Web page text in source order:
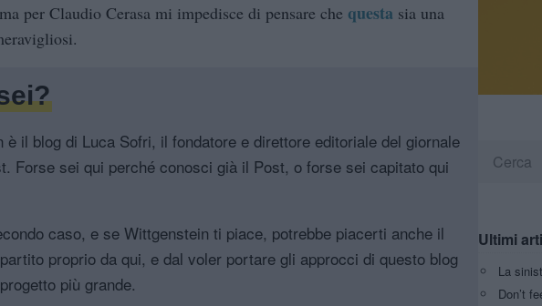
per Claudio Cerasa mi impedisce di pensare che questa sia una
è il blog di Luca Sofri, il fondatore e direttore editoriale del giornale
Forse sei qui perché conosci già il Post, o forse sei capitato qui
caso, e se Wittgenstein ti piace, potrebbe piacerti anche il
proprio da qui, e dal voler portare gli approcci di questo blog
più grande.
Ultimi
La
Don’t